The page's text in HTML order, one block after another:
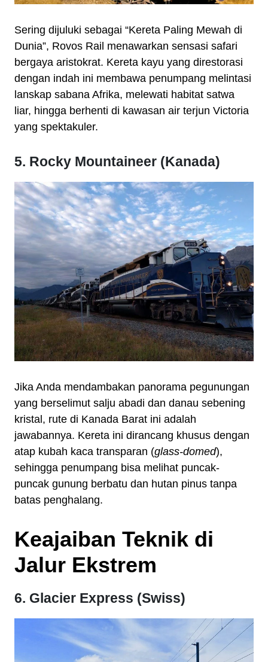
Sering dijuluki sebagai “Kereta Paling Mewah di
Dunia”, Rovos Rail menawarkan sensasi safari
bergaya aristokrat. Kereta kayu yang direstorasi
dengan indah ini membawa penumpang melintasi
lanskap sabana Afrika, melewati habitat satwa
liar, hingga berhenti di kawasan air terjun Victoria
yang spektakuler.
5. Rocky Mountaineer (Kanada)
Jika Anda mendambakan panorama pegunungan
yang berselimut salju abadi dan danau sebening
kristal, rute di Kanada Barat ini adalah
jawabannya. Kereta ini dirancang khusus dengan
atap kubah kaca transparan (glass-domed),
sehingga penumpang bisa melihat puncak-
puncak gunung berbatu dan hutan pinus tanpa
batas penghalang.
Keajaiban Teknik di
Jalur Ekstrem
6. Glacier Express (Swiss)